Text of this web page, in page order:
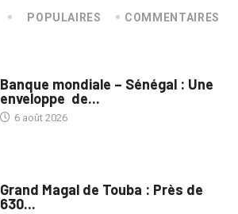
POPULAIRES COMMENTAIRES
Banque mondiale – Sénégal : Une
enveloppe de...
6 août 2026
Grand Magal de Touba : Près de
630...